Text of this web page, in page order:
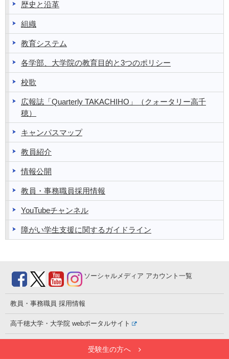
歴史と沿革
組織
教育システム
各学部、大学院の教育目的と3つのポリシー
校歌
広報誌「Quarterly TAKACHIHO」（クォータリー高千
穂）
キャンパスマップ
教員紹介
情報公開
教員・事務職員採用情報
YouTubeチャンネル
障がい学生支援に関するガイドライン
ソーシャルメディア アカウント一覧
教員・事務職員 採用情報
高千穂大学・大学院 webポータルサイト
受験生の方へ